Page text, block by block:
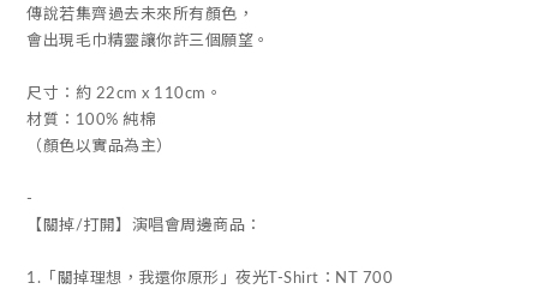
傳說若集齊過去未來所有顏色，
會出現毛巾精靈讓你許三個願望。
尺寸：約 22cm x 110cm。
材質：100% 純棉
（顏色以實品為主）
-
【關掉/打開】演唱會周邊商品：
1.「關掉理想，我還你原形」夜光T-Shirt：NT 700